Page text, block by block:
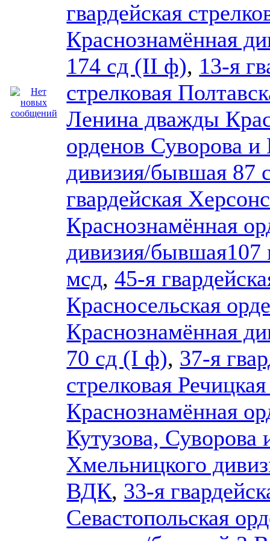
гвардейская
Краснознамённая
174 сд (II ф), 13-я
стрелковая
Ленина дважды
орденов Суворова и
дивизия/бывшая 87
гвардейская
Краснознамённая
дивизия/бывшая107
мсд,45-я
Красносельская
Краснознамённая
70 сд (I ф), 37-я
стрелковая
Краснознамённая
Кутузова, Суворова
Хмельницкого
ВДК, 33-я
Севастопольская